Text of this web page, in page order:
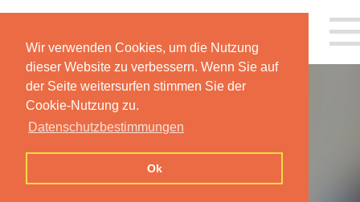
Wir verwenden Cookies, um die Nutzung
dieser Website zu verbessern. Wenn Sie auf
der Seite weitersurfen stimmen Sie der
Cookie-Nutzung zu.
Datenschutzbestimmungen
Ok
INSPIRATION
DESIGN